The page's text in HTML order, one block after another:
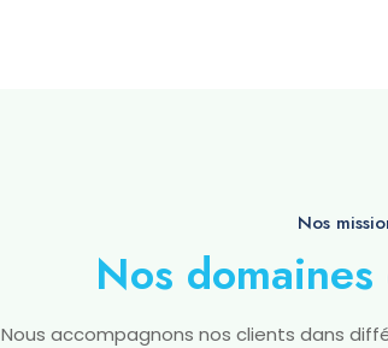
Nos
Nos
Nous accompagnons nos clients dans